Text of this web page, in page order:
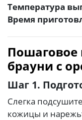
Температура
Время
Пошаговое
брауни с
Шаг 1.
Слегка
кожицы и